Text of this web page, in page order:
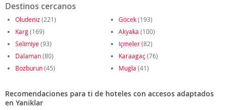
Destinos cercanos
Oludeniz (221) Göcek(193)
Karg(169) Akyaka (100)
Selimiye(93) Içmeler(82)
Dalaman(80) Karaagaç(76)
Bozburun(45) Mugla (41)
Recomendaciones para ti de hoteles con accesos adaptados
en Yaniklar